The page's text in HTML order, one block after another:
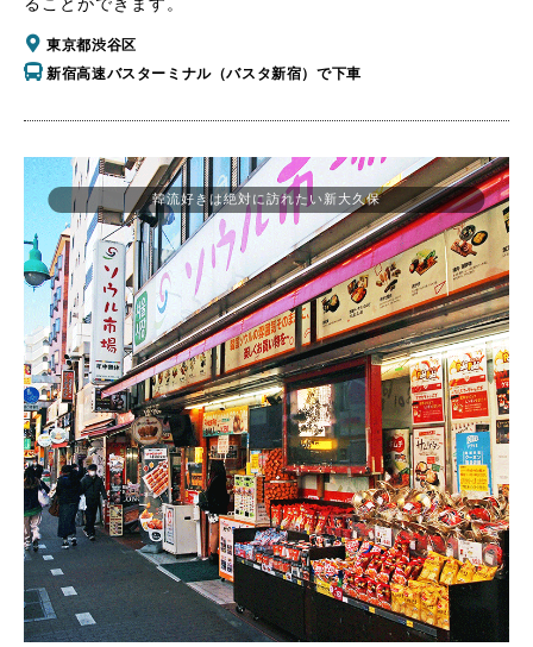
ることができます。
東京都渋谷区
新宿高速バスターミナル（バスタ新宿）で下車
韓流好きは絶対に訪れたい新大久保